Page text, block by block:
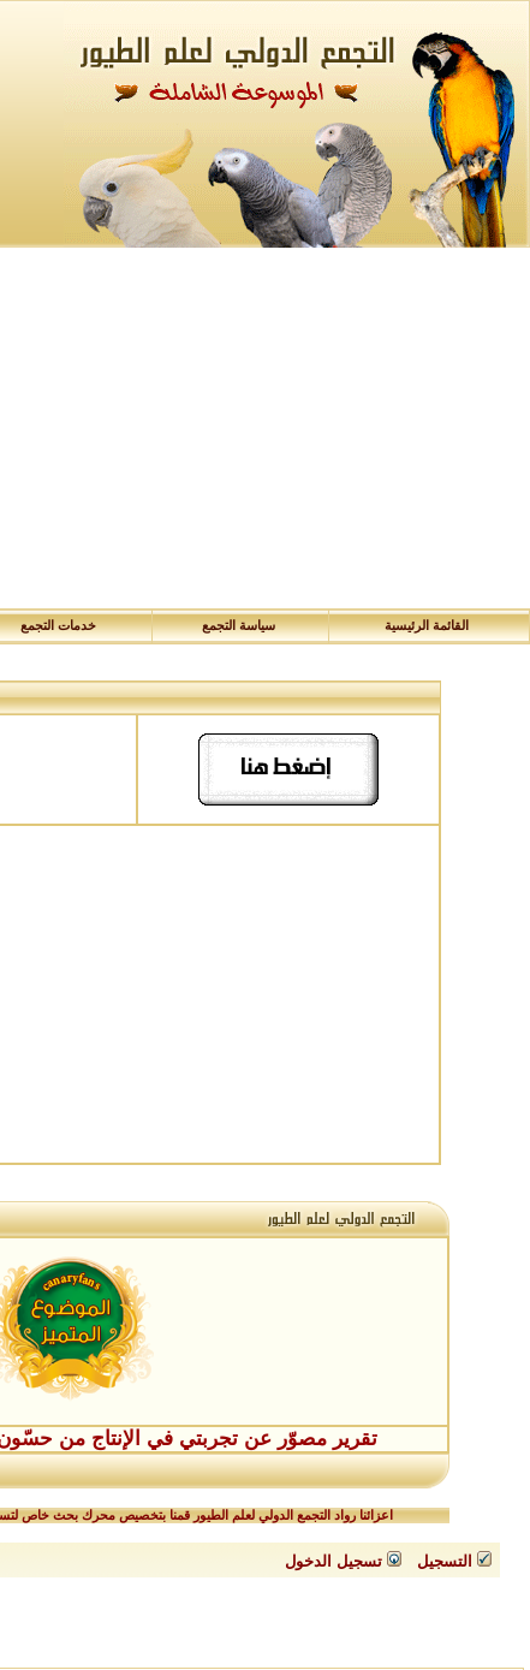
القائمة الرئيسية سياسة التجمع خدمات التجمع
تقرير مصوّر عن تجربتي في الإنتاج من حسّون
اعزائنا رواد التجمع الدولي لعلم الطيور قمنا بتخصيص محرك بحث خاص
التسجيل تسجيل الدخول